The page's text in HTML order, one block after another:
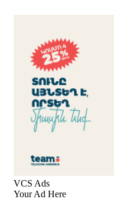
եղանակը՝
Խոշոր
կրակն ու
կիլոմետրից
իրավիճակը